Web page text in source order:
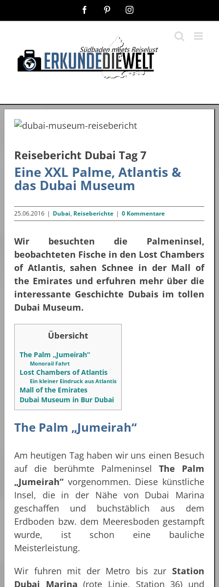
Inhalt
FacebookPinterestInstagram
Reisebericht Dubai Tag 7
Eine XXL Palme, Atlantis &
das Dubai Museum
25.06.2016 | Dubai, Reiseberichte | 0 Kommentare
Wir besuchten die Palmeninsel,
beobachteten Fische in den Lost Chambers
of Atlantis, sahen Schnee in der Mall of
the Emirates und erfuhren mehr über die
interessante Geschichte Dubais im tollen
Dubai Museum.
Übersicht
The Palm „Jumeirah“
Monorail Fahrt
Lost Chambers of Atlantis
Ein kleiner Eindruck aus Atlantis
Mall of the Emirates
Dubai Museum in Bur Dubai
The Palm „Jumeirah“
Am heutigen Tag haben wir uns einen Besuch
auf die berühmte Palmeninsel The Palm
„Jumeirah“ vorgenommen. Diese künstliche
Insel, die in der Nähe von Dubai Marina
geschaffen und buchstäblich aus dem
Erdboden bzw. dem Meeresboden gestampft
wurde, ist schon eine bauliche
Meisterleistung.
Wir fuhren mit der Metro bis zur Station
Dubai Marina (rote Linie, Station 36) und